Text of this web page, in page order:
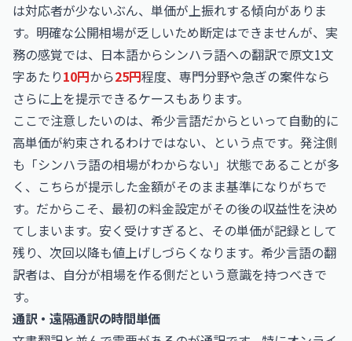
は対応者が少ないぶん、単価が上振れする傾向がありま
す。明確な公開相場が乏しいため断定はできませんが、実
務の感覚では、日本語からシンハラ語への翻訳で原文1文
字あたり10円から25円程度、専門分野や急ぎの案件なら
さらに上を提示できるケースもあります。
ここで注意したいのは、希少言語だからといって自動的に
高単価が約束されるわけではない、という点です。発注側
も「シンハラ語の相場がわからない」状態であることが多
く、こちらが提示した金額がそのまま基準になりがちで
す。だからこそ、最初の料金設定がその後の収益性を決め
てしまいます。安く受けすぎると、その単価が記録として
残り、次回以降も値上げしづらくなります。希少言語の翻
訳者は、自分が相場を作る側だという意識を持つべきで
す。
通訳・遠隔通訳の時間単価